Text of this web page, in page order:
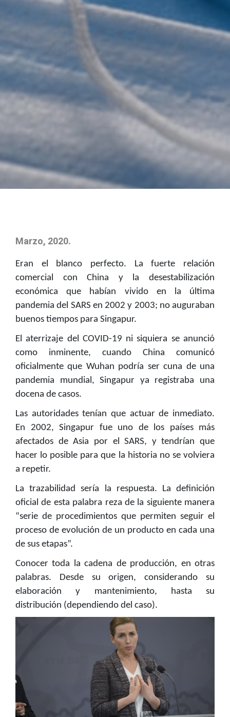
Marzo, 2020.
Eran el blanco perfecto. La fuerte relación
comercial con China y la desestabilización
económica que habían vivido en la última
pandemia del SARS en 2002 y 2003; no auguraban
buenos tiempos para Singapur.
El aterrizaje del COVID-19 ni siquiera se anunció
como inminente, cuando China comunicó
oficialmente que Wuhan podría ser cuna de una
pandemia mundial, Singapur ya registraba una
docena de casos.
Las autoridades tenían que actuar de inmediato.
En 2002, Singapur fue uno de los países más
afectados de Asia por el SARS, y tendrían que
hacer lo posible para que la historia no se volviera
a repetir.
La trazabilidad sería la respuesta. La definición
oficial de esta palabra reza de la siguiente manera
“serie de procedimientos que permiten seguir el
proceso de evolución de un producto en cada una
de sus etapas”.
Conocer toda la cadena de producción, en otras
palabras. Desde su origen, considerando su
elaboración y mantenimiento, hasta su
distribución (dependiendo del caso).